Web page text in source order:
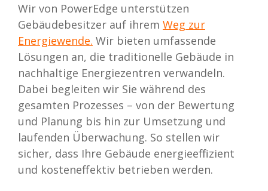
Wir von PowerEdge unterstützen
Gebäudebesitzer auf ihrem Weg zur
Energiewende. Wir bieten umfassende
Lösungen an, die traditionelle Gebäude in
nachhaltige Energiezentren verwandeln.
Dabei begleiten wir Sie während des
gesamten Prozesses – von der Bewertung
und Planung bis hin zur Umsetzung und
laufenden Überwachung. So stellen wir
sicher, dass Ihre Gebäude energieeffizient
und kosteneffektiv betrieben werden.